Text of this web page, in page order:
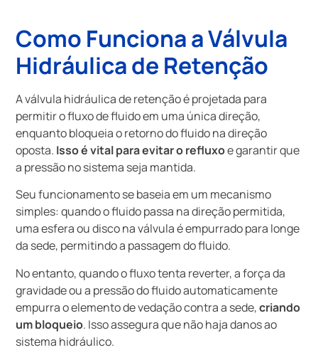
Como Funciona a Válvula
Hidráulica de Retenção
A válvula hidráulica de retenção é projetada para
permitir o fluxo de fluido em uma única direção,
enquanto bloqueia o retorno do fluido na direção
oposta. Isso é vital para evitar o refluxoe garantir que
a pressão no sistema seja mantida.
Seu funcionamento se baseia em um mecanismo
simples: quando o fluido passa na direção permitida,
uma esfera ou disco na válvula é empurrado para longe
da sede, permitindo a passagem do fluido.
No entanto, quando o fluxo tenta reverter, a força da
gravidade ou a pressão do fluido automaticamente
empurra o elemento de vedação contra a sede,criando
um bloqueio. Isso assegura que não haja danos ao
sistema hidráulico.